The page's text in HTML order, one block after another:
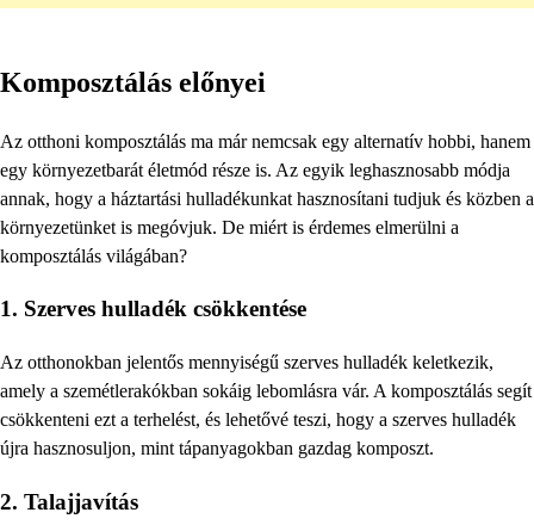
Komposztálás előnyei
Az otthoni komposztálás ma már nemcsak egy alternatív hobbi, hanem
egy környezetbarát életmód része is. Az egyik leghasznosabb módja
annak, hogy a háztartási hulladékunkat hasznosítani tudjuk és közben a
környezetünket is megóvjuk. De miért is érdemes elmerülni a
komposztálás világában?
1. Szerves hulladék csökkentése
Az otthonokban jelentős mennyiségű szerves hulladék keletkezik,
amely a szemétlerakókban sokáig lebomlásra vár. A komposztálás segít
csökkenteni ezt a terhelést, és lehetővé teszi, hogy a szerves hulladék
újra hasznosuljon, mint tápanyagokban gazdag komposzt.
2. Talajjavítás